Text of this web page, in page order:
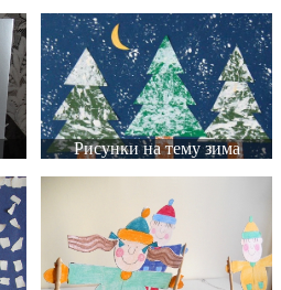
Рисунки на тему зима